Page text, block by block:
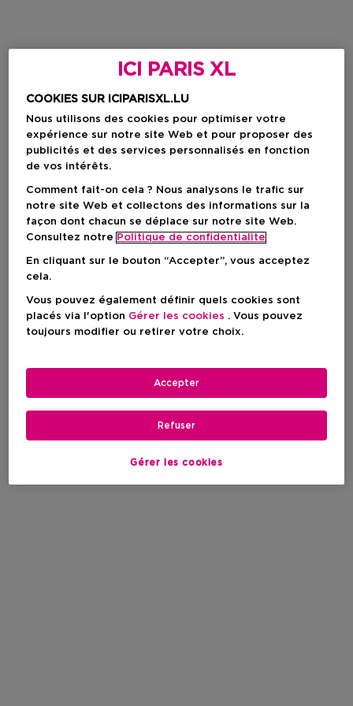
ICI PARIS XL
COOKIES SUR ICIPARISXL.LU
Nous utilisons des cookies pour optimiser votre
expérience sur notre site Web et pour proposer des
publicités et des services personnalisés en fonction
de vos intérêts.
Comment fait-on cela ? Nous analysons le trafic sur
notre site Web et collectons des informations sur la
façon dont chacun se déplace sur notre site Web.
Consultez notre Politique de confidentialite
En cliquant sur le bouton “Accepter”, vous acceptez
cela.
Vous pouvez également définir quels cookies sont
placés via l'option Gérer les cookies . Vous pouvez
toujours modifier ou retirer votre choix.
Gérer les cookies
Refuser
Accepter